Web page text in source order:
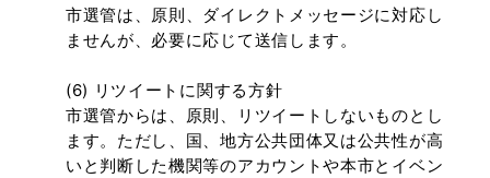
市選管は、原則、ダイレクトメッセージに対応し
ませんが、必要に応じて送信します。
(6) リツイートに関する方針
市選管からは、原則、リツイートしないものとし
ます。ただし、国、地方公共団体又は公共性が高
いと判断した機関等のアカウントや本市とイベン